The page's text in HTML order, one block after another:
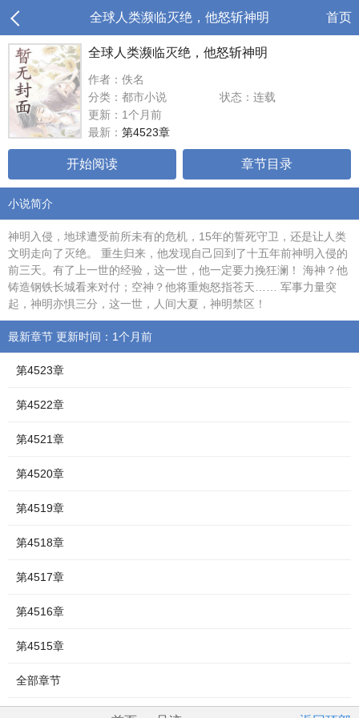
全球人类濒临灭绝，他怒斩神明 首页
全球人类濒临灭绝，他怒斩神明
作者：佚名
分类：都市小说
状态：连载
更新：1个月前
最新： 第4523章
开始阅读 章节目录
小说简介
神明入侵，地球遭受前所未有的危机，15年的誓死守卫，还是让人类
文明走向了灭绝。 重生归来，他发现自己回到了十五年前神明入侵的
前三天。有了上一世的经验，这一世，他一定要力挽狂澜！ 海神？他
铸造钢铁长城看来对付；空神？他将重炮怒指苍天…… 军事力量突
起，神明亦惧三分，这一世，人间大夏，神明禁区！
最新章节 更新时间：1个月前
第4523章
第4522章
第4521章
第4520章
第4519章
第4518章
第4517章
第4516章
第4515章
全部章节